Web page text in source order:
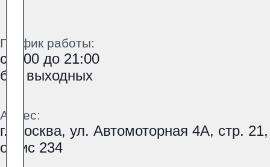
График работы:
с 9:00 до 21:00
без выходных
Адрес:
г. Москва, ул. Автомоторная 4А, стр. 21,
офис 234